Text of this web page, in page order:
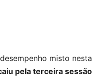
misto nesta
pela terceira sessão